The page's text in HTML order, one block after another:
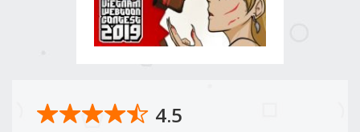
4.5